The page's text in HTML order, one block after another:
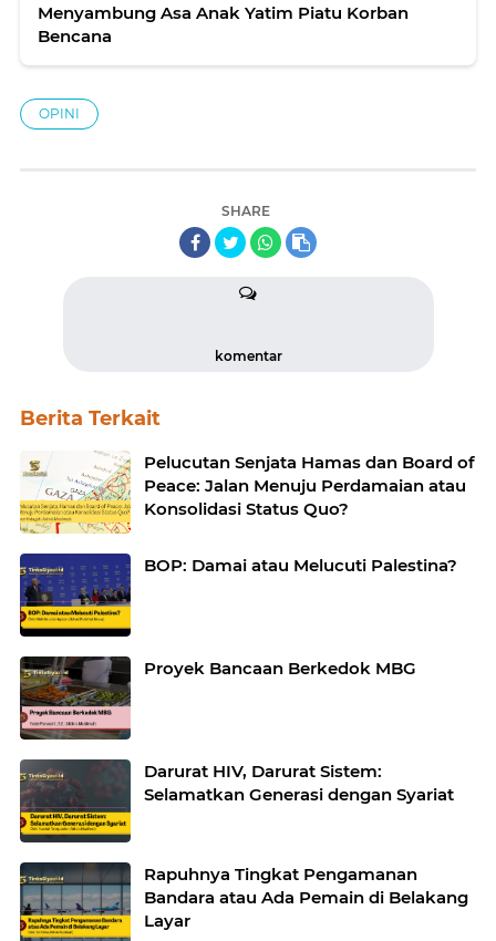
Menyambung Asa Anak Yatim Piatu Korban
Bencana
OPINI
SHARE
komentar
Berita Terkait
Pelucutan Senjata Hamas dan Board of
Peace: Jalan Menuju Perdamaian atau
Konsolidasi Status Quo?
BOP: Damai atau Melucuti Palestina?
Proyek Bancaan Berkedok MBG
Darurat HIV, Darurat Sistem:
Selamatkan Generasi dengan Syariat
Rapuhnya Tingkat Pengamanan
Bandara atau Ada Pemain di Belakang
Layar